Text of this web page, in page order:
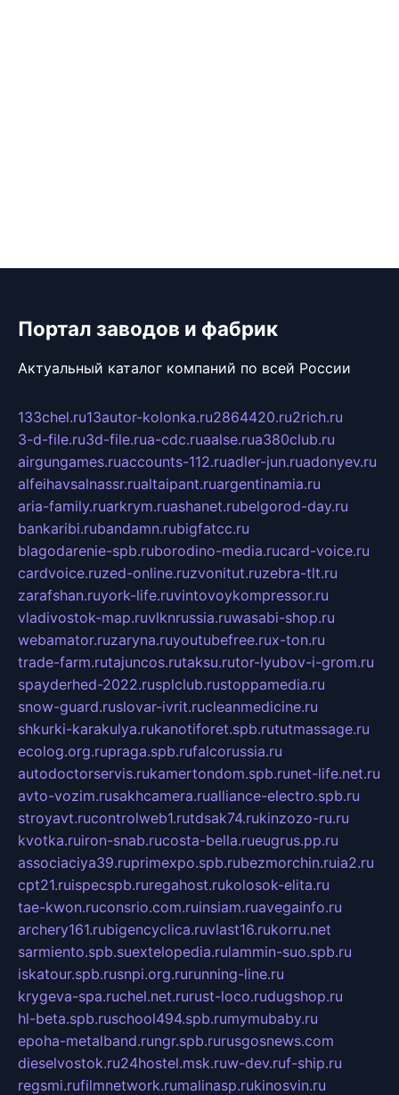
Портал заводов и фабрик
Актуальный каталог компаний по всей России
133chel.ru13autor-kolonka.ru2864420.ru2rich.ru
3-d-file.ru3d-file.rua-cdc.ruaalse.rua380club.ru
airgungames.ruaccounts-112.ruadler-jun.ruadonyev.ru
alfeihavsalnassr.rualtaipant.ruargentinamia.ru
aria-family.ruarkrym.ruashanet.rubelgorod-day.ru
bankaribi.rubandamn.rubigfatcc.ru
blagodarenie-spb.ruborodino-media.rucard-voice.ru
cardvoice.ruzed-online.ruzvonitut.ruzebra-tlt.ru
zarafshan.ruyork-life.ruvintovoykompressor.ru
vladivostok-map.ruvlknrussia.ruwasabi-shop.ru
webamator.ruzaryna.ruyoutubefree.rux-ton.ru
trade-farm.rutajuncos.rutaksu.rutor-lyubov-i-grom.ru
spayderhed-2022.rusplclub.rustoppamedia.ru
snow-guard.ruslovar-ivrit.rucleanmedicine.ru
shkurki-karakulya.rukanotiforet.spb.rututmassage.ru
ecolog.org.rupraga.spb.rufalcorussia.ru
autodoctorservis.rukamertondom.spb.runet-life.net.ru
avto-vozim.rusakhcamera.rualliance-electro.spb.ru
stroyavt.rucontrolweb1.rutdsak74.rukinzozo-ru.ru
kvotka.ruiron-snab.rucosta-bella.rueugrus.pp.ru
associaciya39.ruprimexpo.spb.rubezmorchin.ruia2.ru
cpt21.ruispecspb.ruregahost.rukolosok-elita.ru
tae-kwon.ruconsrio.com.ruinsiam.ruavegainfo.ru
archery161.rubigencyclica.ruvlast16.rukorru.net
sarmiento.spb.suextelopedia.rulammin-suo.spb.ru
iskatour.spb.rusnpi.org.rurunning-line.ru
krygeva-spa.ruchel.net.rurust-loco.rudugshop.ru
hl-beta.spb.ruschool494.spb.rumymubaby.ru
epoha-metalband.rungr.spb.rurusgosnews.com
dieselvostok.ru24hostel.msk.ruw-dev.ruf-ship.ru
regsmi.rufilmnetwork.rumalinasp.rukinosvin.ru